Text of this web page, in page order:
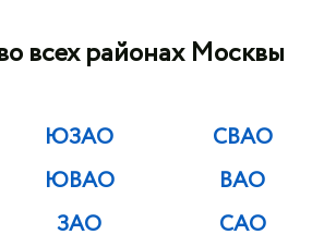
всех районах Москвы
ЮЗАО
СВАО
ЮВАО
ВАО
ЗАО САО